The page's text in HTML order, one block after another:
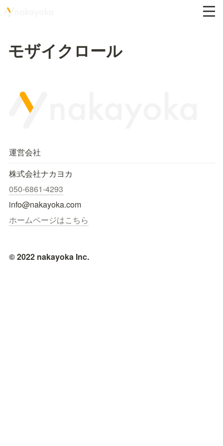
モザイクロール
運営会社
株式会社ナカヨカ
050-6861-4293
info@nakayoka.com
ホームページはこちら
© 2022 nakayoka Inc.